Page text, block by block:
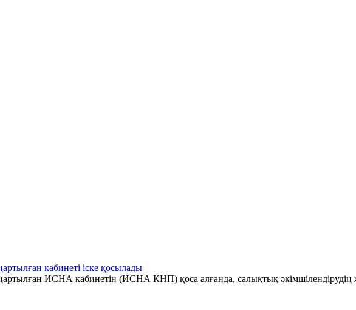
кабинеті іске қосылады
ИСНА кабинетін (ИСНА КНП) қоса алғанда, салықтық әкімшілендірудің